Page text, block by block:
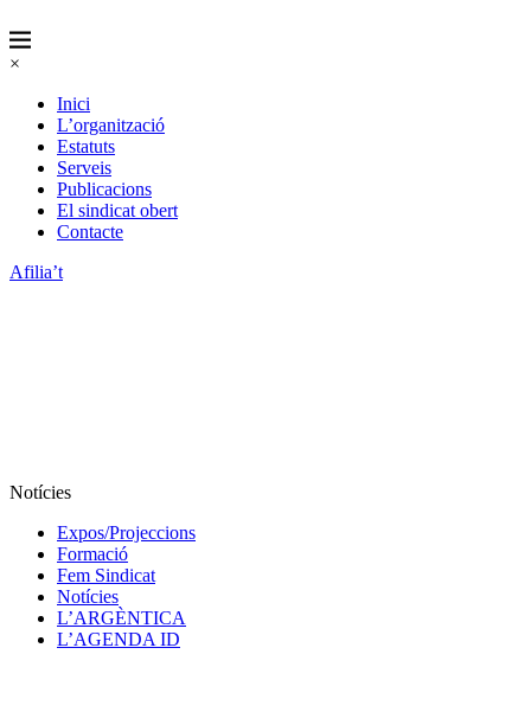
×
Inici
L’organització
Estatuts
Serveis
Publicacions
El sindicat obert
Contacte
Afilia’t
Notícies
Expos/Projeccions
Formació
Fem Sindicat
Notícies
L’ARGÈNTICA
L’AGENDA ID